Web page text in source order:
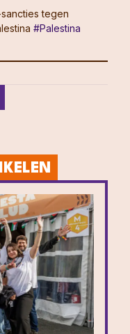
tegen
#Palestina